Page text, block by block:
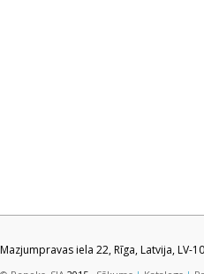
Mazjumpravas iela 22, Rīga, Latvija,